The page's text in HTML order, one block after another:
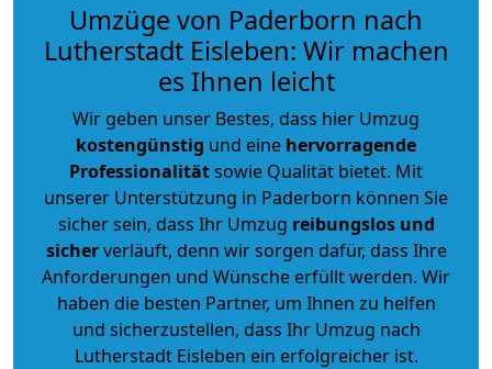
Umzüge von Paderborn nach
Lutherstadt Eisleben: Wir machen
es Ihnen leicht
Wir geben unser Bestes, dass hier Umzug
kostengünstig und eine hervorragende
Professionalitätsowie Qualität bietet. Mit
unserer Unterstützung in Paderborn können Sie
sicher sein, dass Ihr Umzug reibungslos und
sicherverläuft, denn wir sorgen dafür, dass Ihre
Anforderungen und Wünsche erfüllt werden. Wir
haben die besten Partner, um Ihnen zu helfen
und sicherzustellen, dass Ihr Umzug nach
Lutherstadt Eisleben ein erfolgreicher ist.